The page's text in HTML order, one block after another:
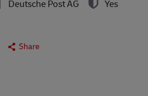
Deutsche Post AG Yes
Share